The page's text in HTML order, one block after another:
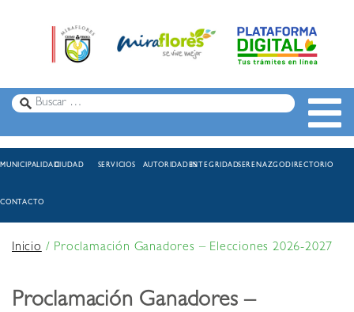
MUNICIPALIDADCIUDAD SERVICIOS AUTORIDADESINTEGRIDADSERENAZGODIRECTORIO
CONTACTO
Inicio/ Proclamación Ganadores – Elecciones 2026-2027
Proclamación Ganadores –